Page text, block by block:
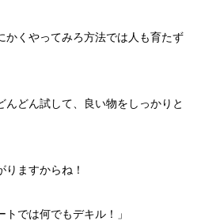
かくやってみろ方法では人も育たず
どん試して、良い物をしっかりと
ますからね！
トでは何でもデキル！」